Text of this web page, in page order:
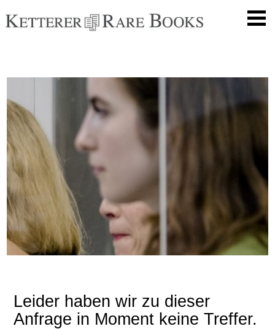
Leider haben wir zu dieser
Anfrage in Moment keine Treffer.